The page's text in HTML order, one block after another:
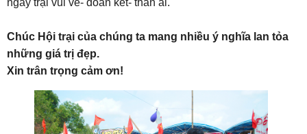
ngày trại vui vẻ- đoàn kết- thân ái.
Chúc Hội trại của chúng ta mang nhiều ý nghĩa lan tỏa
những giá trị đẹp.
Xin trân trọng cảm ơn!